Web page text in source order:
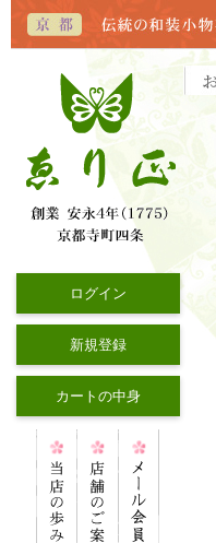
ログイン
新規登録
カートの中身